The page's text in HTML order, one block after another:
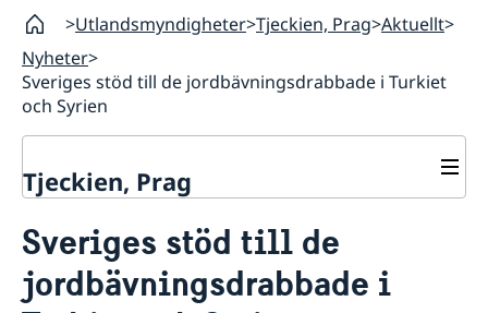
Utlandsmyndigheter Tjeckien, Prag Aktuellt
Nyheter
Sveriges stöd till de jordbävningsdrabbade i Turkiet
och Syrien
Tjeckien, Prag
Om oss
Ambassadören
Försvarsavdelningen
Så stöttar vi svenska företag
Sveriges stöd till de
jordbävningsdrabbade i